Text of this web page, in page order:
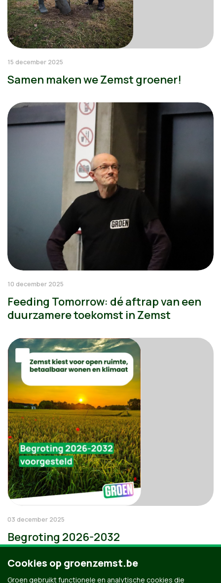
15 december 2025
Samen maken we Zemst groener!
10 december 2025
Feeding Tomorrow: dé aftrap van een
duurzamere toekomst in Zemst
03 december 2025
Begroting 2026-2032
Cookies op groenzemst.be
Groen gebruikt functionele en analytische cookies die